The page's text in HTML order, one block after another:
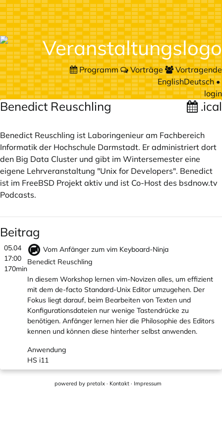
Programm Vorträge
Vortragende
EnglishDeutsch•
login
Benedict Reuschling .ical
Benedict Reuschling ist Laboringenieur am Fachbereich
Informatik der Hochschule Darmstadt. Er administriert dort
den Big Data Cluster und gibt im Wintersemester eine
eigene Lehrveranstaltung "Unix for Developers". Benedict
ist im FreeBSD Projekt aktiv und ist Co-Host des bsdnow.tv
Podcasts.
Beitrag
05.04
17:00
170min
Vom Anfänger zum vim Keyboard-Ninja
Benedict Reuschling
In diesem Workshop lernen vim-Novizen alles, um effizient
mit dem de-facto Standard-Unix Editor umzugehen. Der
Fokus liegt darauf, beim Bearbeiten von Texten und
Konfigurationsdateien nur wenige Tastendrücke zu
benötigen. Anfänger lernen hier die Philosophie des Editors
kennen und können diese hinterher selbst anwenden.
Anwendung
HS i11
powered by pretalx · Kontakt · Impressum